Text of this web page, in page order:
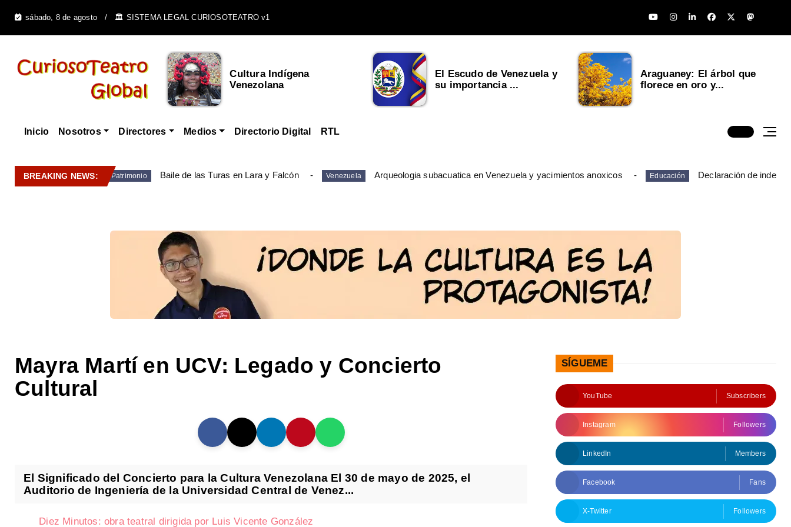
sábado, 8 de agosto 🏛️ SISTEMA LEGAL CURIOSOTEATRO v1
Arte Colonial en
Venezuela - Pintura, Es...
Cultura Indígena
Venezolana
El Escudo de Venezuela y
su importancia ...
Araguaney: El árbol que
florece en oro y...
Inicio Nosotros Directores Medios Directorio Digital RTL
BREAKING NEWS: Patrimonio Baile de las Turas en Lara y Falcón Venezuela Arqueologia subacuatica en Venezuela y yacimientos anoxicos Educación Declaración de
Mayra Martí en UCV: Legado y Concierto
Cultural
El Significado del Concierto para la Cultura Venezolana El 30 de mayo de 2025, el
Auditorio de Ingeniería de la Universidad Central de Venez...
Diez Minutos: obra teatral dirigida por Luis Vicente González
SÍGUEME
YouTube Subscribers
Instagram Followers
LinkedIn Members
Facebook Fans
X-Twitter Followers